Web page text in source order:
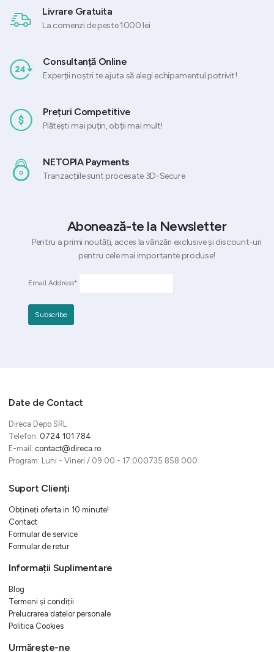
Livrare Gratuita
La comenzi de peste 1000 lei
Consultanță Online
Experții noștri te ajuta să alegi echipamentul potrivit!
Prețuri Competitive
Plătești mai puțin, obții mai mult!
NETOPIA Payments
Tranzacțiile sunt procesate 3D-Secure
Abonează-te la Newsletter
Pentru a primi noutăți, acces la vânzări exclusive și discount-uri
pentru cele mai importante produse!
Email Address*
Date de Contact
Direca Depo SRL
Telefon: 0724 101 784
E-mail: contact@direca.ro
Program: Luni - Vineri / 09:00 - 17:000735 858 000
Suport Clienți
Obțineți oferta in 10 minute!
Contact
Formular de service
Formular de retur
Informații Suplimentare
Blog
Termeni și condiții
Prelucrarea datelor personale
Politica Cookies
Urmărește-ne